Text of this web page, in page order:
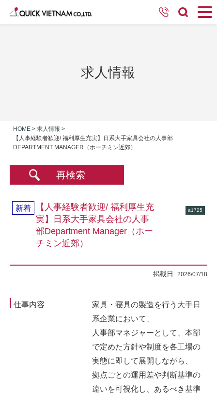
求人情報
HOME > 求人情報 >
【人事経験者歓迎/ 福利厚生充実】日系大手家具会社の人事部
DEPARTMENT MANAGER（ホーチミン近郊）
再検索
新着
【人事経験者歓迎/ 福利厚生充
実】日系大手家具会社の人事
部Department Manager（ホー
チミン近郊）
a1725
掲載日: 2026/07/18
仕事内容
家具・寝具の製造を行う大手日
系企業において、
人事部マネジャーとして、本部
で定めた方針や制度を各工場の
実態に即して展開しながら、
拠点ごとの運用差や判断基準の
違いを可視化し、あるべき基準